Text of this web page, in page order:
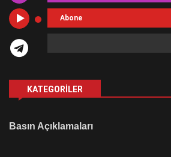
Abone
KATEGORILER
Basın Açıklamaları